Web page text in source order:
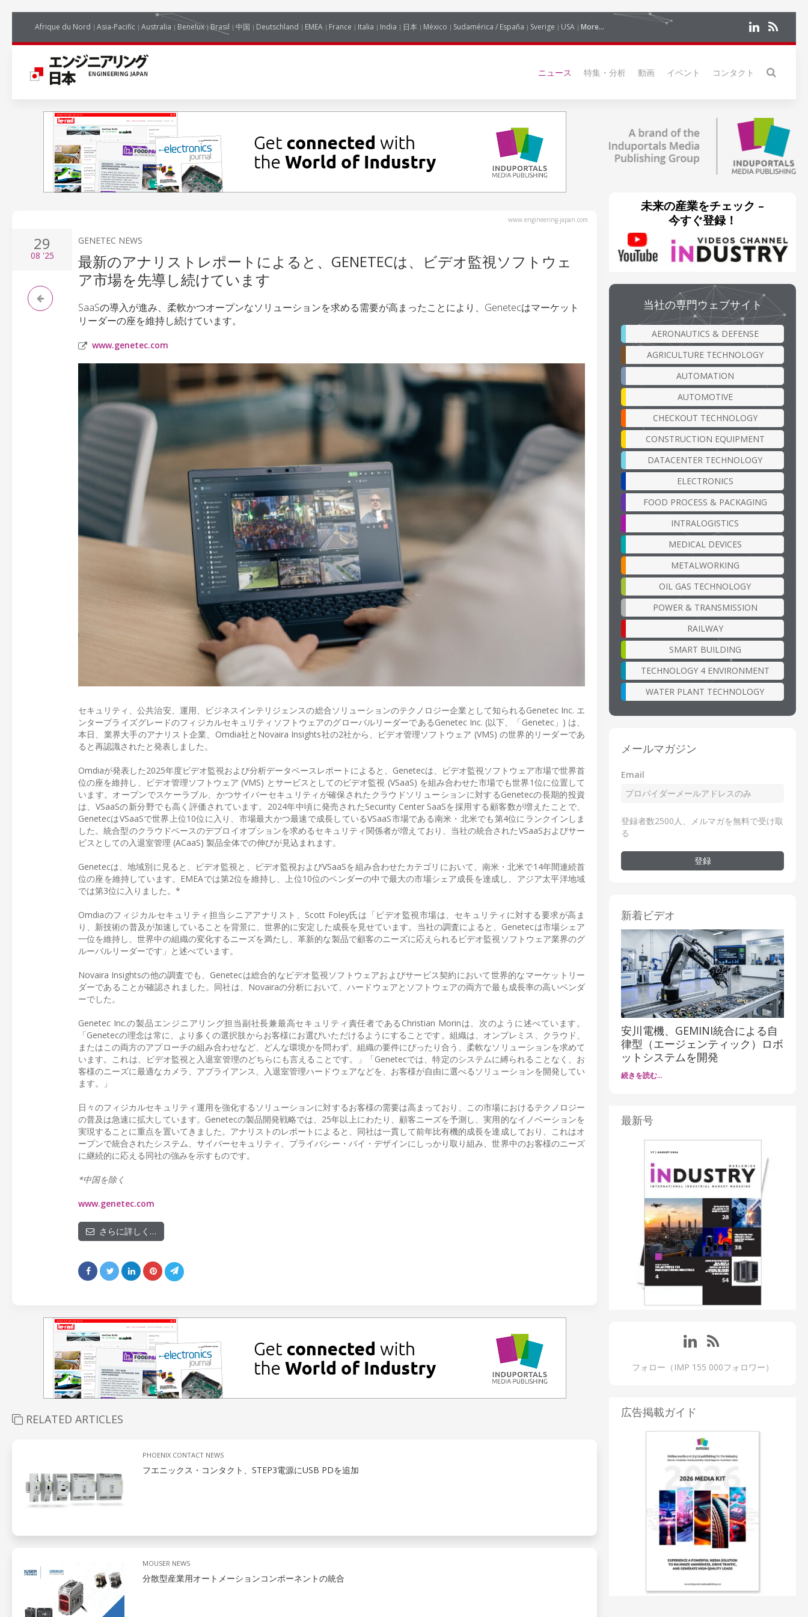
Afrique du Nord Asia-Pacific Australia Benelux Brasil 中国 Deutschland EMEA France Italia India 日本 México Sudamérica / España Sverige USA More...
ニュース 特集・分析 動画 イベント コンタクト
www.engineering-japan.com
29
08 '25
GENETEC NEWS
最新のアナリストレポートによると、GENETECは、ビデオ監視ソフトウェ
ア市場を先導し続けています
SaaSの導入が進み、柔軟かつオープンなソリューションを求める需要が高まったことにより、Genetecはマーケット
リーダーの座を維持し続けています。
www.genetec.com
セキュリティ、公共治安、運用、ビジネスインテリジェンスの総合ソリューションのテクノロジー企業として知られるGenetec Inc. エ
ンタープライズグレードのフィジカルセキュリティソフトウェアのグローバルリーダーであるGenetec Inc. (以下、「Genetec」) は、
本日、業界大手のアナリスト企業、Omdia社とNovaira Insights社の2社から、ビデオ管理ソフトウェア (VMS) の世界的リーダーであ
ると再認識されたと発表しました。
Omdiaが発表した2025年度ビデオ監視および分析データベースレポートによると、Genetecは、ビデオ監視ソフトウェア市場で世界首
位の座を維持し、ビデオ管理ソフトウェア (VMS) とサービスとしてのビデオ監視 (VSaaS) を組み合わせた市場でも世界1位に位置して
います。オープンでスケーラブル、かつサイバーセキュリティが確保されたクラウドソリューションに対するGenetecの長期的投資
は、VSaaSの新分野でも高く評価されています。2024年中頃に発売されたSecurity Center SaaSを採用する顧客数が増えたことで、
GenetecはVSaaSで世界上位10位に入り、市場最大かつ最速で成長しているVSaaS市場である南米・北米でも第4位にランクインしま
した。統合型のクラウドベースのデプロイオプションを求めるセキュリティ関係者が増えており、当社の統合されたVSaaSおよびサー
ビスとしての入退室管理 (ACaaS) 製品全体での伸びが見込まれます。
Genetecは、地域別に見ると、ビデオ監視と、ビデオ監視およびVSaaSを組み合わせたカテゴリにおいて、南米・北米で14年間連続首
位の座を維持しています。EMEAでは第2位を維持し、上位10位のベンダーの中で最大の市場シェア成長を達成し、アジア太平洋地域
では第3位に入りました。*
Omdiaのフィジカルセキュリティ担当シニアアナリスト、Scott Foley氏は「ビデオ監視市場は、セキュリティに対する要求が高ま
り、新技術の普及が加速していることを背景に、世界的に安定した成長を見せています。当社の調査によると、Genetecは市場シェア
一位を維持し、世界中の組織の変化するニーズを満たし、革新的な製品で顧客のニーズに応えられるビデオ監視ソフトウェア業界のグ
ルーバルリーダーです」と述べています。
Novaira Insightsの他の調査でも、Genetecは総合的なビデオ監視ソフトウェアおよびサービス契約において世界的なマーケットリー
ダーであることが確認されました。同社は、Novairaの分析において、ハードウェアとソフトウェアの両方で最も成長率の高いベンダ
ーでした。
Genetec Inc.の製品エンジニアリング担当副社長兼最高セキュリティ責任者であるChristian Morinは、次のように述べています。
「Genetecの理念は常に、より多くの選択肢からお客様にお選びいただけるようにすることです。組織は、オンプレミス、クラウド、
またはこの両方のアプローチの組み合わせなど、どんな環境かを問わず、組織の要件にぴったり合う、柔軟なソリューションを求めて
います。これは、ビデオ監視と入退室管理のどちらにも言えることです。」「Genetecでは、特定のシステムに縛られることなく、お
客様のニーズに最適なカメラ、アプライアンス、入退室管理ハードウェアなどを、お客様が自由に選べるソリューションを開発してい
ます。」
日々のフィジカルセキュリティ運用を強化するソリューションに対するお客様の需要は高まっており、この市場におけるテクノロジー
の普及は急速に拡大しています。Genetecの製品開発戦略では、25年以上にわたり、顧客ニーズを予測し、実用的なイノベーションを
実現することに重点を置いてきました。アナリストのレポートによると、同社は一貫して前年比有機的成長を達成しており、これはオ
ープンで統合されたシステム、サイバーセキュリティ、プライバシー・バイ・デザインにしっかり取り組み、世界中のお客様のニーズ
に継続的に応える同社の強みを示すものです。
*中国を除く
www.genetec.com
さらに詳しく…
RELATED ARTICLES
PHOENIX CONTACT NEWS
フエニックス・コンタクト、STEP3電源にUSB PDを追加
MOUSER NEWS
分散型産業用オートメーションコンポーネントの統合
未来の産業をチェック –
今すぐ登録！
当社の専門ウェブサイト
AERONAUTICS & DEFENSE
AGRICULTURE TECHNOLOGY
AUTOMATION
AUTOMOTIVE
CHECKOUT TECHNOLOGY
CONSTRUCTION EQUIPMENT
DATACENTER TECHNOLOGY
ELECTRONICS
FOOD PROCESS & PACKAGING
INTRALOGISTICS
MEDICAL DEVICES
METALWORKING
OIL GAS TECHNOLOGY
POWER & TRANSMISSION
RAILWAY
SMART BUILDING
TECHNOLOGY 4 ENVIRONMENT
WATER PLANT TECHNOLOGY
メールマガジン
Email
登録者数2500人、メルマガを無料で受け取
る
登録
新着ビデオ
安川電機、GEMINI統合による自
律型（エージェンティック）ロボ
ットシステムを開発
続きを読む…
最新号
フォロー（IMP 155 000フォロワー）
広告掲載ガイド